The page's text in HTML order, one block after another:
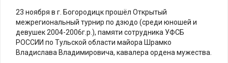
23 ноября в г. Богородицк прошёл Открытый
межрегиональный турнир по дзюдо (среди юношей и
девушек 2004-2006г.р.), памяти сотрудника УФСБ
РОССИИ по Тульской области майора Шрамко
Владислава Владимировича, кавалера ордена мужества.